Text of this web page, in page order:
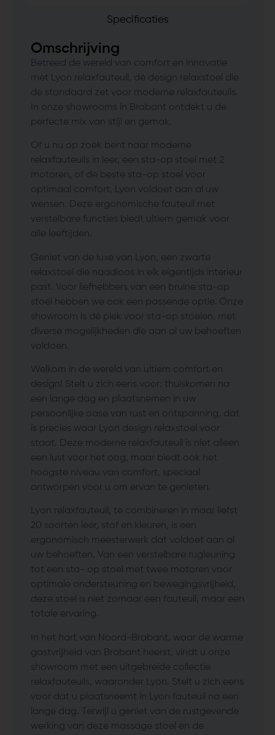
Specificaties
Omschrijving
Betreed de wereld van comfort en innovatie
met Lyon relaxfauteuil, dé design relaxstoel die
de standaard zet voor moderne relaxfauteuils.
In onze showrooms in Brabant ontdekt u de
perfecte mix van stijl en gemak.
Of u nu op zoek bent naar moderne
relaxfauteuils in leer, een sta-op stoel met 2
motoren, of de beste sta-op stoel voor
optimaal comfort, Lyon voldoet aan al uw
wensen. Deze ergonomische fauteuil met
verstelbare functies biedt ultiem gemak voor
alle leeftijden.
Geniet van de luxe van Lyon, een zwarte
relaxstoel die naadloos in elk eigentijds interieur
past. Voor liefhebbers van een bruine sta-op
stoel hebben we ook een passende optie. Onze
showroom is dé plek voor sta-op stoelen, met
diverse mogelijkheden die aan al uw behoeften
voldoen.
Welkom in de wereld van ultiem comfort en
design! Stelt u zich eens voor: thuiskomen na
een lange dag en plaatsnemen in uw
persoonlijke oase van rust en ontspanning, dat
is precies waar Lyon design relaxstoel voor
staat. Deze moderne relaxfauteuil is niet alleen
een lust voor het oog, maar biedt ook het
hoogste niveau van comfort, speciaal
ontworpen voor u om ervan te genieten.
Lyon relaxfauteuil, te combineren in maar liefst
20 soorten leer, stof en kleuren, is een
ergonomisch meesterwerk dat voldoet aan al
uw behoeften. Van een verstelbare rugleuning
tot een sta- op stoel met twee motoren voor
optimale ondersteuning en bewegingsvrijheid,
deze stoel is niet zomaar een fauteuil, maar een
totale ervaring.
In het hart van Noord-Brabant, waar de warme
gastvrijheid van Brabant heerst, vindt u onze
showroom met een uitgebreide collectie
relaxfauteuils, waaronder Lyon. Stelt u zich eens
voor dat u plaatsneemt in Lyon fauteuil na een
lange dag. Terwijl u geniet van de rustgevende
werking van deze massage stoel en de